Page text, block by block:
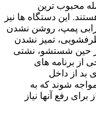
محبوب ترین
این دستگاه ها نیز
پمپ، روشن نشدن
تمیز نشدن
حین شستشو، نشتی
از برنامه های
بد از داخل
شوند که به
رفع آنها نیاز